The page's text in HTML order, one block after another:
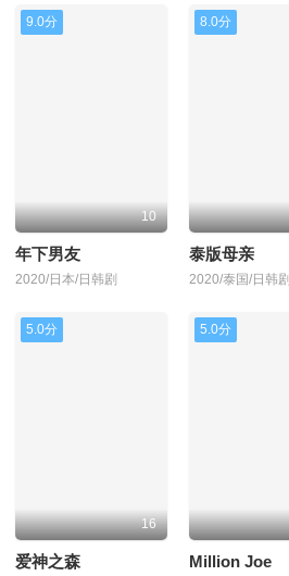
9.0分
10
年下男友
2020/日本/日韩剧
8.0分
泰版母亲
2020/泰国/日韩剧
5.0分
16
爱神之森
5.0分
Million Joe